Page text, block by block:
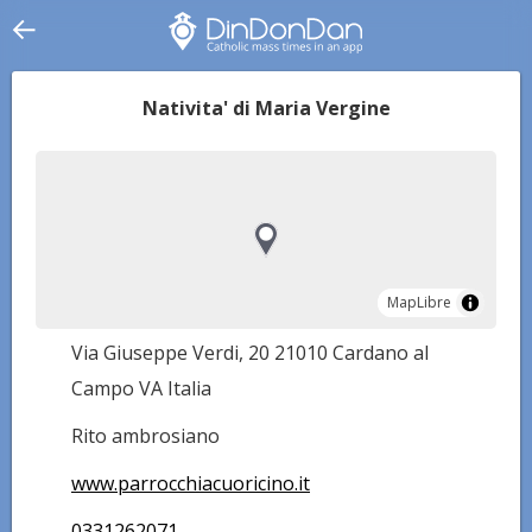
Nativita' di Maria Vergine
MapLibre
MapLibre
Via Giuseppe Verdi, 20 21010 Cardano al
Campo VA Italia
Rito ambrosiano
www.parrocchiacuoricino.it